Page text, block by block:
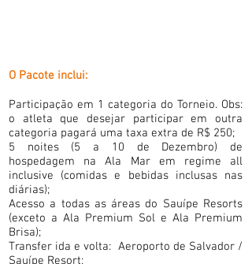
O Pacote inclui:
Participação em 1 categoria do Torneio. Obs:
o atleta que desejar participar em outra
categoria pagará uma taxa extra de R$ 250;
5 noites (5 a 10 de Dezembro) de
hospedagem na Ala Mar em regime all
inclusive (comidas e bebidas inclusas nas
diárias);
Acesso a todas as áreas do Sauípe Resorts
(exceto a Ala Premium Sol e Ala Premium
Brisa);
Transfer ida e volta: Aeroporto de Salvador /
Sauípe Resort;